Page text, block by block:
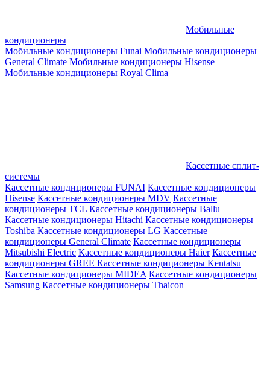
Мобильные
кондиционеры
Мобильные кондиционеры Funai Мобильные кондиционеры
General Climate Мобильные кондиционеры Hisense
Мобильные кондиционеры Royal Clima
Кассетные сплит-
системы
Кассетные кондиционеры FUNAI Кассетные кондиционеры
Hisense Кассетные кондиционеры MDV Кассетные
кондиционеры TCL Кассетные кондиционеры Ballu
Кассетные кондиционеры Hitachi Кассетные кондиционеры
Toshiba Кассетные кондиционеры LG Кассетные
кондиционеры General Climate Кассетные кондиционеры
Mitsubishi Electric Кассетные кондиционеры Haier Кассетные
кондиционеры GREE Кассетные кондиционеры Kentatsu
Кассетные кондиционеры MIDEA Кассетные кондиционеры
Samsung Кассетные кондиционеры Thaicon